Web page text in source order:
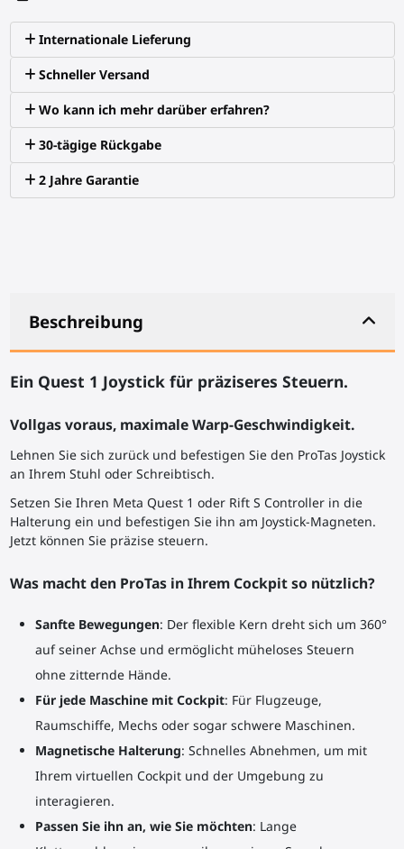
Internationale Lieferung
Schneller Versand
Wo kann ich mehr darüber erfahren?
30-tägige Rückgabe
2 Jahre Garantie
Beschreibung
Ein Quest 1 Joystick für präziseres Steuern.
Vollgas voraus, maximale Warp-Geschwindigkeit.
Lehnen Sie sich zurück und befestigen Sie den ProTas Joystick
an Ihrem Stuhl oder Schreibtisch.
Setzen Sie Ihren Meta Quest 1 oder Rift S Controller in die
Halterung ein und befestigen Sie ihn am Joystick-Magneten.
Jetzt können Sie präzise steuern.
Was macht den ProTas in Ihrem Cockpit so nützlich?
Sanfte Bewegungen: Der flexible Kern dreht sich um 360°
auf seiner Achse und ermöglicht müheloses Steuern
ohne zitternde Hände.
Für jede Maschine mit Cockpit: Für Flugzeuge,
Raumschiffe, Mechs oder sogar schwere Maschinen.
Magnetische Halterung: Schnelles Abnehmen, um mit
Ihrem virtuellen Cockpit und der Umgebung zu
interagieren.
Passen Sie ihn an, wie Sie möchten: Lange